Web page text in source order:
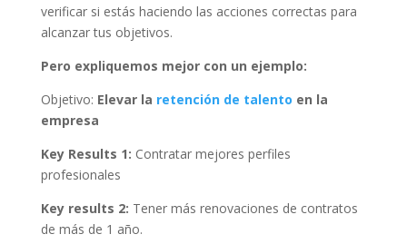
verificar si estás haciendo las acciones correctas para
alcanzar tus objetivos.
Pero expliquemos mejor con un ejemplo:
Objetivo: Elevar la retención de talento en la
empresa
Key Results 1: Contratar mejores perfiles
profesionales
Key results 2: Tener más renovaciones de contratos
de más de 1 año.